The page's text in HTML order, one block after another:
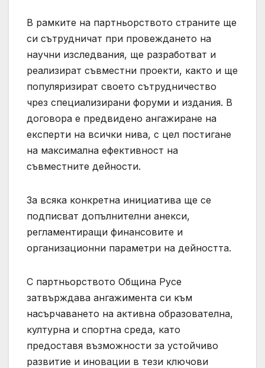
В рамките на партньорството страните ще
си сътрудничат при провеждането на
научни изследвания, ще разработват и
реализират съвместни проекти, както и ще
популяризират своето сътрудничество
чрез специализирани форуми и издания. В
договора е предвидено ангажиране на
експерти на всички нива, с цел постигане
на максимална ефективност на
съвместните дейности.
За всяка конкретна инициатива ще се
подписват допълнителни анекси,
регламентиращи финансовите и
организационни параметри на дейността.
С партньорството Община Русе
затвърждава ангажимента си към
насърчаването на активна образователна,
културна и спортна среда, като
предоставя възможности за устойчиво
развитие и иновации в тези ключови